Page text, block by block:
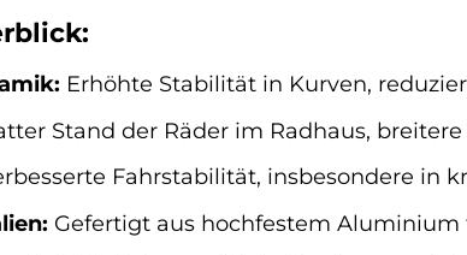
Erhöhte Stabilität in Kurven,
Stand der Räder im Radhaus,
Fahrstabilität, insbesondere in
Gefertigt aus hochfestem